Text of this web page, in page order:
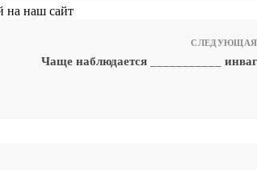
на наш сайт
СЛЕДУЮЩАЯ
Чаще наблюдается ___________